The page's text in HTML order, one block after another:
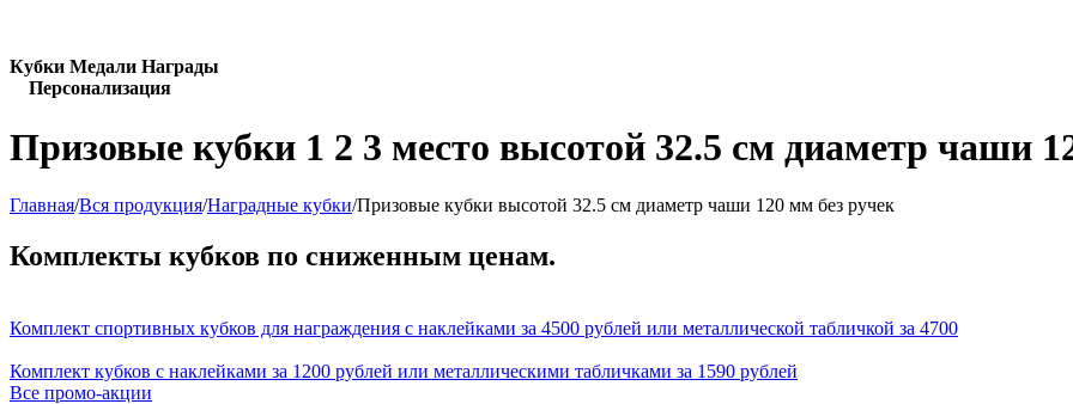
Кубки Медали Награды
Персонализация
Призовые кубки 1 2 3 место высотой 32.5 см диаметр чаши
Главная/Вся продукция/Наградные кубки/Призовые кубки высотой 32.5 см диаметр чаши 120 мм без ручек
Комплекты кубков по сниженным ценам.
Комплект спортивных кубков для награждения с наклейками за 4500 рублей или металлической табличкой за 4700
Комплект кубков с наклейками за 1200 рублей или металлическими табличками за 1590 рублей
Все промо-акции